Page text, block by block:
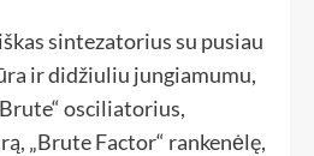
sintezatorius su pusiau
ir didžiuliu jungiamumu,
osciliatorius,
„Brute Factor“ rankenėlę,